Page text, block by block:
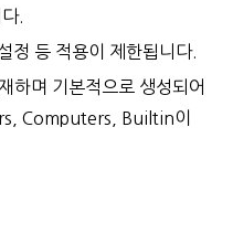
.
정 등 적용이 제한됩니다.
하며 기본적으로 생성되어
Computers, Builtin이